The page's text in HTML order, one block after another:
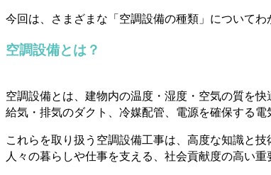
今回は、さまざまな「空調設備の種類」についてわ
空調設備とは？
空調設備とは、建物内の温度・湿度・空気の質を快
給気・排気のダクト、冷媒配管、電源を確保する
これらを取り扱う空調設備工事は、高度な知識と技
人々の暮らしや仕事を支える、社会貢献度の高い重